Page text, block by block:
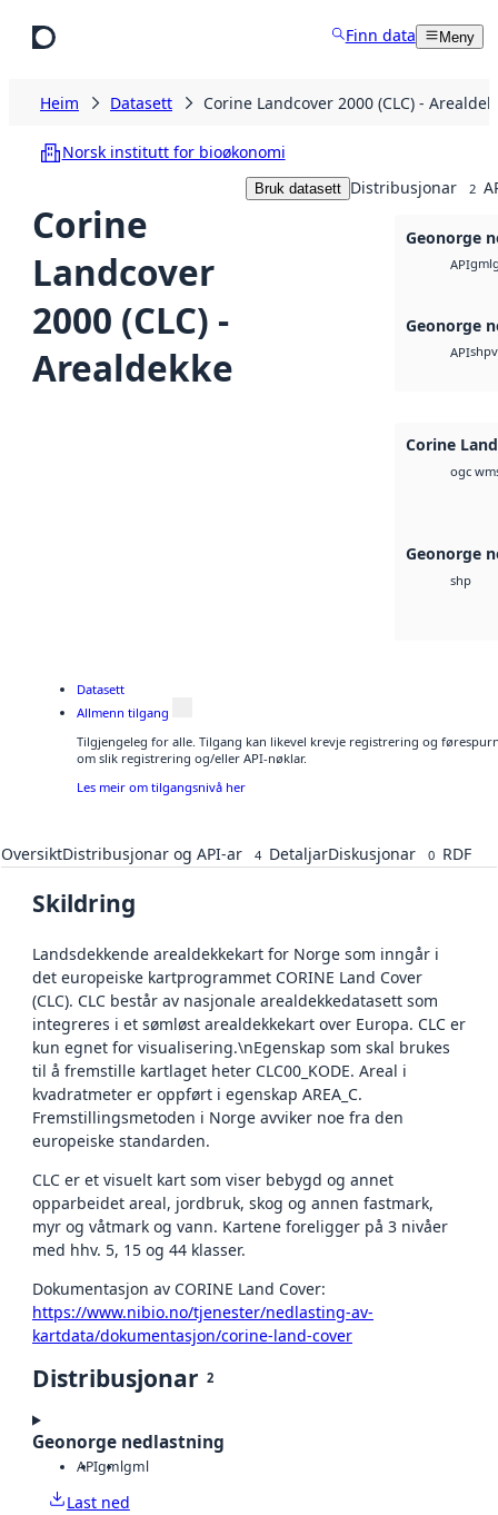
Finn data Meny
Heim Datasett Corine Landcover 2000 (CLC) -
Norsk institutt for bioøkonomi
Corine
Landcover
2000 (CLC) -
Arealdekke
Bruk datasett Distribusjonar 2
Geonorge
APIgml
Geonorge
APIshp
Corine
ogc
Geonorge
shp
Datasett
Allmenn tilgang
Tilgjengeleg for alle. Tilgang kan likevel krevje registrering og
om slik registrering og/eller API-nøklar.
Les meir om tilgangsnivå her
OversiktDistribusjonar og API-ar 4 DetaljarDiskusjonar 0 RDF
Skildring
Landsdekkende arealdekkekart for Norge som inngår i
det europeiske kartprogrammet CORINE Land Cover
(CLC). CLC består av nasjonale arealdekkedatasett som
integreres i et sømløst arealdekkekart over Europa. CLC er
kun egnet for visualisering.\nEgenskap som skal brukes
til å fremstille kartlaget heter CLC00_KODE. Areal i
kvadratmeter er oppført i egenskap AREA_C.
Fremstillingsmetoden i Norge avviker noe fra den
europeiske standarden.
CLC er et visuelt kart som viser bebygd og annet
opparbeidet areal, jordbruk, skog og annen fastmark,
myr og våtmark og vann. Kartene foreligger på 3 nivåer
med hhv. 5, 15 og 44 klasser.
Dokumentasjon av CORINE Land Cover:
https://www.nibio.no/tjenester/nedlasting-av-
kartdata/dokumentasjon/corine-land-cover
Distribusjonar 2
Geonorge nedlastning
APIgmlgml
Last ned